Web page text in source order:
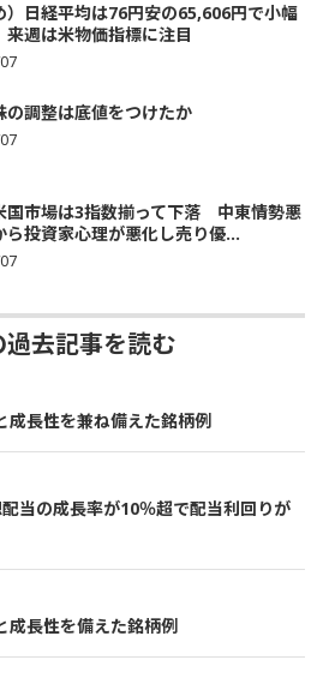
）日経平均は76円安の65,606円で小幅
週は米物価指標に注目
の調整は底値をつけたか
国市場は3指数揃って下落 中東情勢悪
ら投資家心理が悪化し売り優...
過去記事を読む
成長性を兼ね備えた銘柄例
配当の成長率が10％超で配当利回りが
成長性を備えた銘柄例